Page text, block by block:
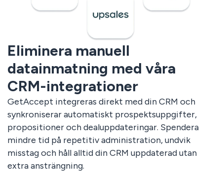
Eliminera manuell
datainmatning med våra
CRM-integrationer
GetAccept integreras direkt med din CRM och
synkroniserar automatiskt prospektsuppgifter,
propositioner och dealuppdateringar. Spendera
mindre tid på repetitiv administration, undvik
misstag och håll alltid din CRM uppdaterad utan
extra ansträngning.